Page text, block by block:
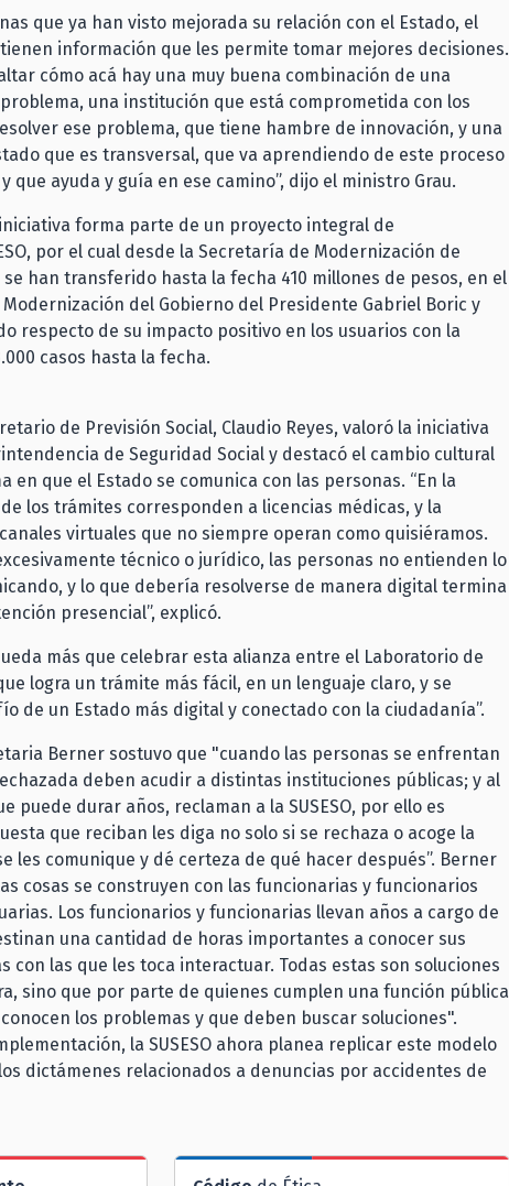
que ya han visto mejorada su relación con el Estado, el
información que les permite tomar mejores decisiones.
cómo acá hay una muy buena combinación de una
una institución que está comprometida con los
ese problema, que tiene hambre de innovación, y una
que es transversal, que va aprendiendo de este proceso
que ayuda y guía en ese camino”, dijo el ministro Grau.
forma parte de un proyecto integral de
por el cual desde la Secretaría de Modernización de
han transferido hasta la fecha 410 millones de pesos, en el
del Gobierno del Presidente Gabriel Boric y
respecto de su impacto positivo en los usuarios con la
casos hasta la fecha.
de Previsión Social, Claudio Reyes, valoró la iniciativa
de Seguridad Social y destacó el cambio cultural
en que el Estado se comunica con las personas. “En la
de los trámites corresponden a licencias médicas, y la
virtuales que no siempre operan como quisiéramos.
técnico o jurídico, las personas no entienden lo
y lo que debería resolverse de manera digital termina
presencial”, explicó.
más que celebrar esta alianza entre el Laboratorio de
logra un trámite más fácil, en un lenguaje claro, y se
de un Estado más digital y conectado con la ciudadanía”.
Berner sostuvo que "cuando las personas se enfrentan
deben acudir a distintas instituciones públicas; y al
puede durar años, reclaman a la SUSESO, por ello es
que reciban les diga no solo si se rechaza o acoge la
les comunique y dé certeza de qué hacer después”. Berner
cosas se construyen con las funcionarias y funcionarios
Los funcionarios y funcionarias llevan años a cargo de
una cantidad de horas importantes a conocer sus
con las que les toca interactuar. Todas estas son soluciones
sino que por parte de quienes cumplen una función pública
los problemas y que deben buscar soluciones".
la SUSESO ahora planea replicar este modelo
dictámenes relacionados a denuncias por accidentes de